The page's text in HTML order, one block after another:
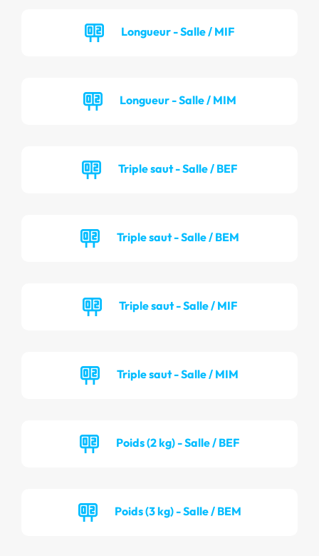
Longueur - Salle / MIF
Longueur - Salle / MIM
Triple saut - Salle / BEF
Triple saut - Salle / BEM
Triple saut - Salle / MIF
Triple saut - Salle / MIM
Poids (2 kg) - Salle / BEF
Poids (3 kg) - Salle / BEM